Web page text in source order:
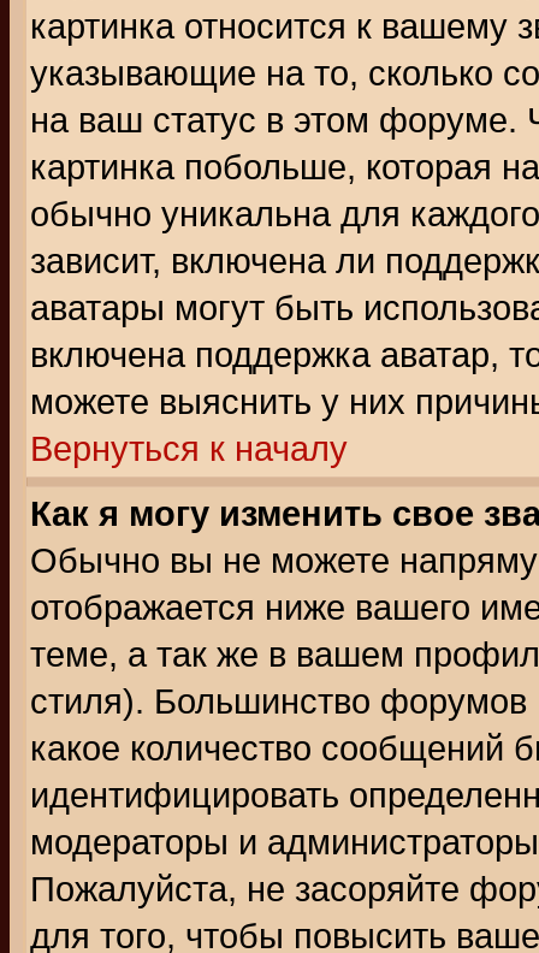
картинка относится к вашему
указывающие на то, сколько
на ваш статус в этом форуме.
картинка побольше, которая
обычно уникальна для
зависит, включена ли
аватары могут быть
включена поддержка аватар,
можете выяснить у них
Вернуться к началу
Как я могу изменить свое
Обычно вы не можете
отображается ниже вашего
теме, а так же в вашем
стиля). Большинство форумов
какое количество сообщений
идентифицировать
модераторы и
Пожалуйста, не засоряйте
для того, чтобы повысить